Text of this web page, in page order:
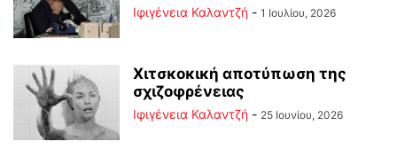
Ιφιγένεια Καλαντζή - 1 Ιουλίου, 2026
Χιτσκοκική αποτύπωση της
σχιζοφρένειας
Ιφιγένεια Καλαντζή - 25 Ιουνίου, 2026